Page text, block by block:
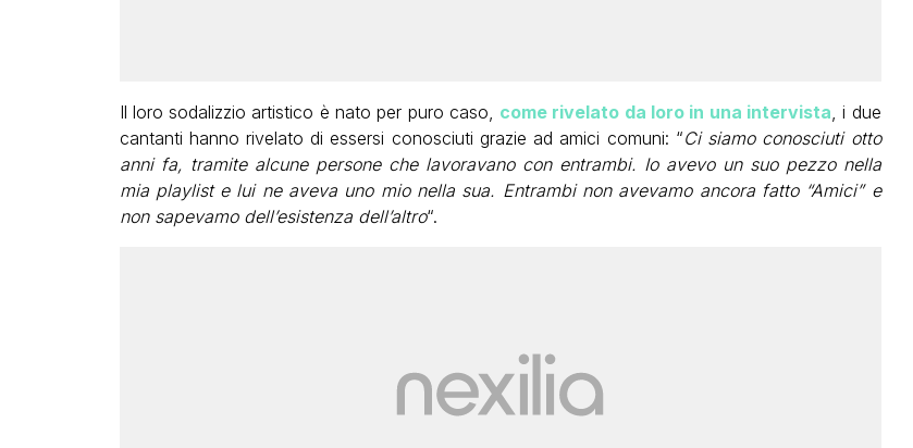
Il loro sodalizzio artistico è nato per puro caso, come rivelato da loro in una intervista , i due
cantanti hanno rivelato di essersi conosciuti grazie ad amici comuni: “Ci siamo conosciuti otto
anni fa, tramite alcune persone che lavoravano con entrambi. Io avevo un suo pezzo nella
mia playlist e lui ne aveva uno mio nella sua. Entrambi non avevamo ancora fatto “Amici” e
non sapevamo dell’esistenza dell’altro“.